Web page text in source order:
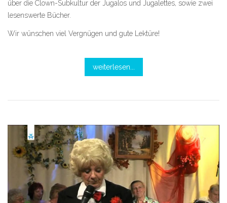
über die Clown-Subkultur der Jugalos und Jugalettes, sowie zwei
lesenswerte Bücher.
Wir wünschen viel Vergnügen und gute Lektüre!
weiterlesen...